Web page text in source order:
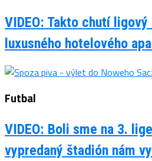
VIDEO: Takto chutí
luxusného hotelového
Futbal
VIDEO: Boli sme na 3.
vypredaný štadión nám